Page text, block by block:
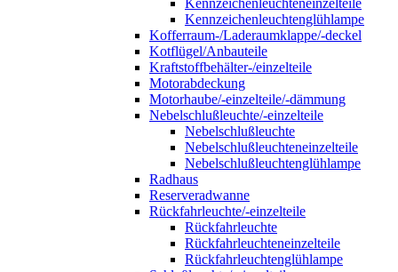
Kennzeichenleuchteneinzelteile
Kennzeichenleuchtenglühlampe
Kofferraum-/Laderaumklappe/-deckel
Kotflügel/Anbauteile
Kraftstoffbehälter-/einzelteile
Motorabdeckung
Motorhaube/-einzelteile/-dämmung
Nebelschlußleuchte/-einzelteile
Nebelschlußleuchte
Nebelschlußleuchteneinzelteile
Nebelschlußleuchtenglühlampe
Radhaus
Reserveradwanne
Rückfahrleuchte/-einzelteile
Rückfahrleuchte
Rückfahrleuchteneinzelteile
Rückfahrleuchtenglühlampe